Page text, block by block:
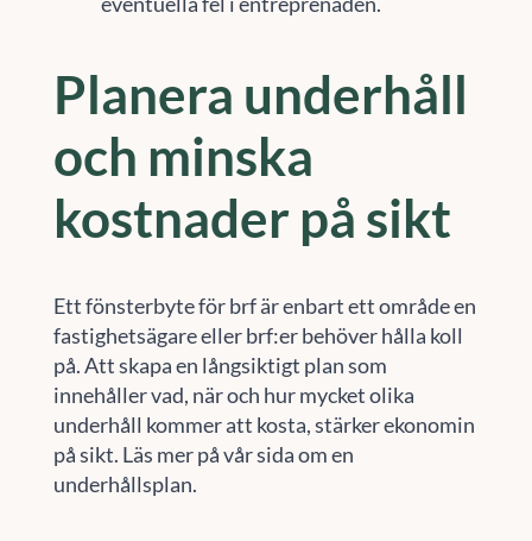
Planera underhåll
och minska
kostnader på sikt
Ett fönsterbyte för brf är enbart ett område en
fastighetsägare eller brf:er behöver hålla koll
på. Att skapa en långsiktigt plan som
innehåller vad, när och hur mycket olika
underhåll kommer att kosta, stärker ekonomin
på sikt. Läs mer på vår sida om en
underhållsplan.